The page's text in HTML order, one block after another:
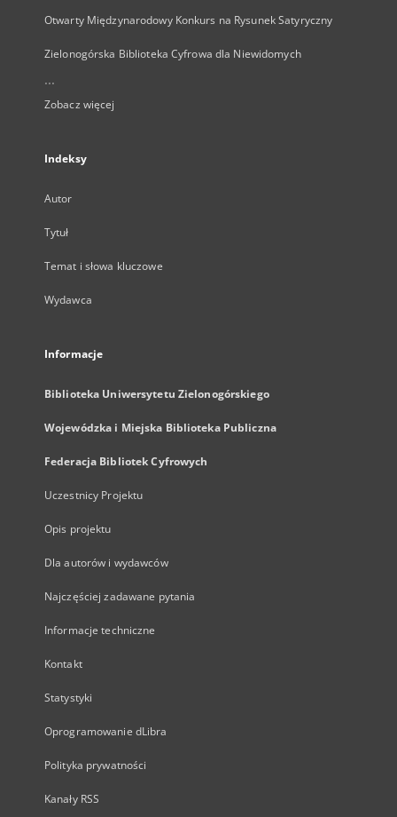
Otwarty Międzynarodowy Konkurs na Rysunek Satyryczny
Zielonogórska Biblioteka Cyfrowa dla Niewidomych
...
Zobacz więcej
Indeksy
Autor
Tytuł
Temat i słowa kluczowe
Wydawca
Informacje
Biblioteka Uniwersytetu Zielonogórskiego
Wojewódzka i Miejska Biblioteka Publiczna
Federacja Bibliotek Cyfrowych
Uczestnicy Projektu
Opis projektu
Dla autorów i wydawców
Najczęściej zadawane pytania
Informacje techniczne
Kontakt
Statystyki
Oprogramowanie dLibra
Polityka prywatności
Kanały RSS